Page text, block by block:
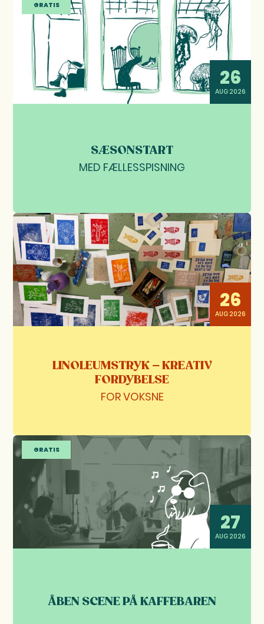
GRATIS
26
AUG 2026
SÆSONSTART
MED FÆLLESSPISNING
26
AUG 2026
LINOLEUMSTRYK – KREATIV
FORDYBELSE
FOR VOKSNE
GRATIS
27
AUG 2026
ÅBEN SCENE PÅ KAFFEBAREN